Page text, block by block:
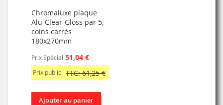
Chromaluxe plaque
Alu-Clear-Gloss par 5,
coins carrés
180x270mm
Prix Spécial 51,04 €
Prix public TTC: 61,25 €
Ajouter au panier